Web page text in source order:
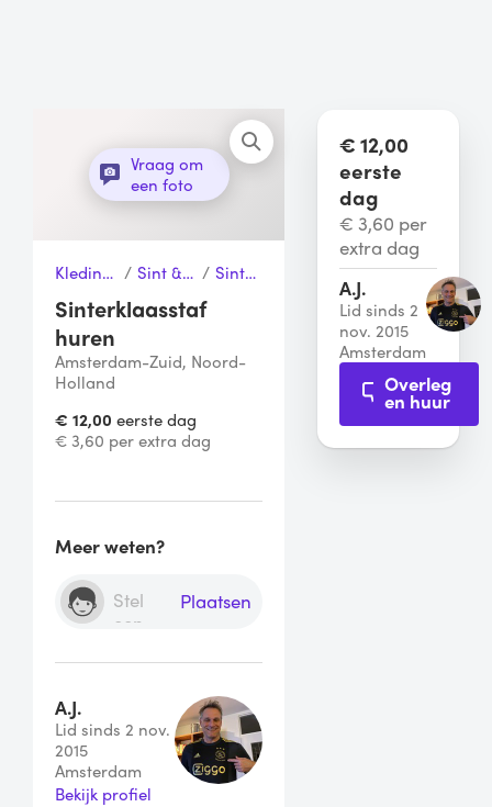
Vraag om
een foto
Kleding & Kostuums / Sint & Kerstkleding / Sinterklaasstaf
Sinterklaasstaf
huren
Amsterdam-Zuid, Noord-
Holland
€ 12,00 eerste dag
€ 3,60 per extra dag
Meer weten?
Plaatsen
A.J.
Lid sinds 2 nov.
2015
Amsterdam
Bekijk profiel
€ 12,00
eerste
dag
€ 3,60 per
extra dag
A.J.
Lid sinds 2
nov. 2015
Amsterdam
Overleg
en huur